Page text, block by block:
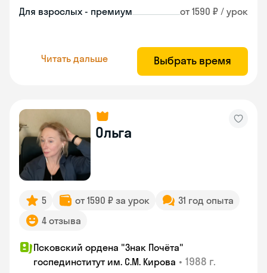
Для взрослых - премиум от 1590 ₽ / урок
Читать дальше Выбрать время
Ольга
5 от 1590 ₽ за урок
31 год опыта
4 отзыва
Псковский ордена "Знак Почёта"
госпединститут им. С.М. Кирова • 1988 г.